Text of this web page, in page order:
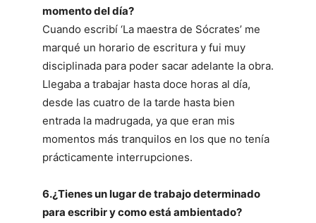
momento del día?
Cuando escribí ‘La maestra de Sócrates’ me
marqué un horario de escritura y fui muy
disciplinada para poder sacar adelante la obra.
Llegaba a trabajar hasta doce horas al día,
desde las cuatro de la tarde hasta bien
entrada la madrugada, ya que eran mis
momentos más tranquilos en los que no tenía
prácticamente interrupciones.
6.¿Tienes un lugar de trabajo determinado
para escribir y como está ambientado?